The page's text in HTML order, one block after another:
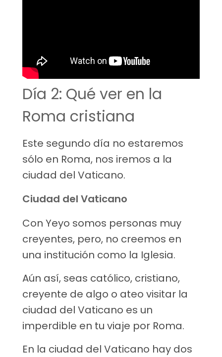
Día 2: Qué ver en la
Roma cristiana
Este segundo día no estaremos
sólo en Roma, nos iremos a la
ciudad del Vaticano.
Ciudad del Vaticano
Con Yeyo somos personas muy
creyentes, pero, no creemos en
una institución como la Iglesia.
Aún así, seas católico, cristiano,
creyente de algo o ateo visitar la
ciudad del Vaticano es un
imperdible en tu viaje por Roma.
En la ciudad del Vaticano hay dos